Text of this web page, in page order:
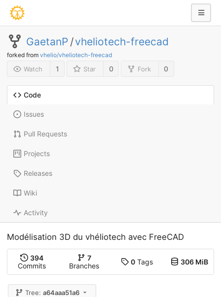
GaetanP /vheliotech-freecad
forked from vhelio/vheliotech-freecad
Watch 1 Star 0 Fork 0
Code
Issues
Pull Requests
Projects
Releases
Wiki
Activity
Modélisation 3D du vhéliotech avec FreeCAD
394
Commits
7
Branches
0Tags 306 MiB
Tree:a64aaa51a6